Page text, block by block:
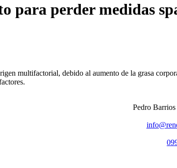
para perder medidas
multifactorial, debido al aumento de la grasa
Pedro